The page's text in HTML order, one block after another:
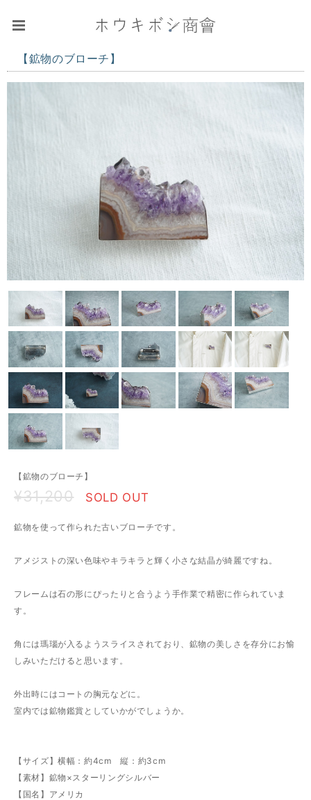
【鉱物のブローチ】
【鉱物のブローチ】
¥31,200 SOLD OUT
鉱物を使って作られた古いブローチです。
アメジストの深い色味やキラキラと輝く小さな結晶が綺麗ですね。
フレームは石の形にぴったりと合うよう手作業で精密に作られていま
す。
角には瑪瑙が入るようスライスされており、鉱物の美しさを存分にお愉
しみいただけると思います。
外出時にはコートの胸元などに。
室内では鉱物鑑賞としていかがでしょうか。
【サイズ】横幅：約4cm 縦：約3cm
【素材】鉱物×スターリングシルバー
【国名】アメリカ